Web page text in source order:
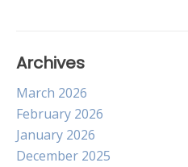
Archives
March 2026
February 2026
January 2026
December 2025